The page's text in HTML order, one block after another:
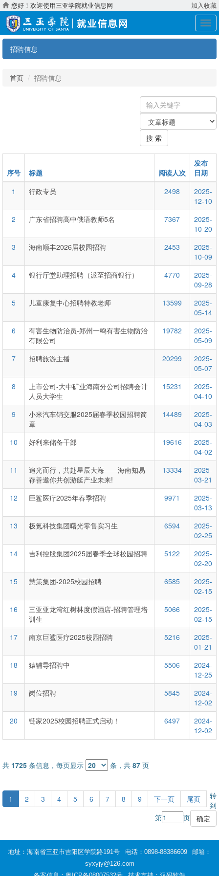
您好！欢迎使用三亚学院就业信息网 加入收藏
展
开
招聘信息
首页 招聘信息
输
入
键
字：
关
键
类
型
搜 索
序号 标题 阅读人次
发布
日期
1
行政专员 2498
2025-
12-10
2
广东省招聘高中俄语教师5名 7367
2025-
10-20
3
海南顺丰2026届校园招聘 2453
2025-
10-09
4
银行厅堂助理招聘（派至招商银行） 4770
2025-
09-28
5
儿童康复中心招聘特教老师 13599
2025-
05-14
6
有害生物防治员-郑州一鸣有害生物防治
有限公司
19782
2025-
05-09
7
招聘旅游主播 20299
2025-
05-07
8
上市公司-大中矿业海南分公司招聘会计
人员大学生
15231
2025-
04-10
9
小米汽车销交服2025届春季校园招聘简
章
14489
2025-
04-03
10
好利来储备干部 19616
2025-
04-02
11
追光而行，共赴星辰大海——海南知易
存善邀你共创游艇产业未来!
13334
2025-
03-21
12
巨鲨医疗2025年春季招聘 9971
2025-
03-13
13
极氪科技集团曙光零售实习生 6594
2025-
02-25
14
吉利控股集团2025届春季全球校园招聘 5122
2025-
02-20
15
慧策集团-2025校园招聘 6585
2025-
02-15
16
三亚亚龙湾红树林度假酒店-招聘管理培
训生
5066
2025-
02-15
17
南京巨鲨医疗2025校园招聘 5216
2025-
01-21
18
猿辅导招聘中 5506
2024-
12-25
19
岗位招聘 5845
2024-
12-02
20
链家2025校园招聘正式启动！ 6497
2024-
12-02
共 1725 条信息，每页显示 条，共 87 页
1 2 3 4 5 6 7 8 9 下一页 尾页
转
到
第
页
地址：海南省三亚市吉阳区学院路191号 电话：0898-88386609
邮箱：
syxyjy@126.com